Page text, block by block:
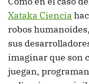
Xataka Ciencia
robos humanoides,
sus
imaginar que son
juegan,